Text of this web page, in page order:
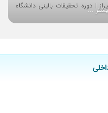
| دوره تحقیقات بالینی دانشگاه
...